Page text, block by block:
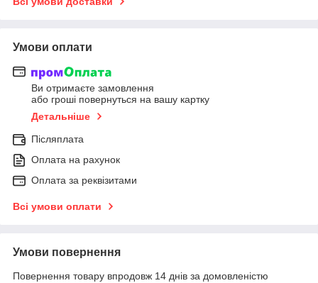
Умови оплати
Ви отримаєте замовлення
або гроші повернуться на вашу картку
Детальніше
Післяплата
Оплата на рахунок
Оплата за реквізитами
Всі умови оплати
Умови повернення
Повернення товару впродовж 14 днів за домовленістю